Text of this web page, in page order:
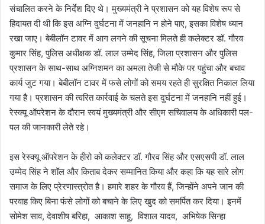
संचालित करने के निर्देश दिए थे। मुख्यमंत्री ने प्रशासन को यह विशेष रूप से
हिदायत दी थी कि इस अग्नि दुर्घटना में जनहानि न होने पाए, इसका विशेष ध्यान
रखा जाए। बेबीलॉन टावर में आग लगने की सूचना मिलते ही कलेक्टर डॉ. गौरव
कुमार सिंह, पुलिस अधीक्षक डॉ. लाल उम्मेद सिंह, जिला प्रशासन और पुलिस
प्रशासन के साथ-साथ अग्निशमन का अमला तेजी से मौके पर पहुंचा और बचाव
कार्य जुट गया। बेबीलॉन टावर में फसे लोगों को समय रहते ही सुरक्षित निकाल लिया
गया है। प्रशासन की त्वरित कार्रवाई के चलते इस दुर्घटना में जनहानि नहीं हुई।
रेस्क्यू ऑपरेशन के दौरान स्वयं मुख्यमंत्री और सीएम सचिवालय के अधिकारी पल-
पल की जानकारी लेते रहे।
इस रेस्क्यू ऑपरेशन के हीरो को कलेक्टर डॉ. गौरव सिंह और एसएसपी डॉ. लाल
उम्मेद सिंह ने शॉल और किताब देकर सम्मानित किया और कहा कि यह सारे लोग
समाज के लिए प्रेरणास्त्रोत है। हमारे शहर के गौरव हैं, जिन्होंने अपने जान की
परवाह किए बिना फंसे लोगों को बचाने के लिए खुद को समर्पित कर दिया। इनमें
सोमेश साव, देवाशीष बरिहा, आकाश साहू, विशाल यादव, अभिषेक सिन्हा